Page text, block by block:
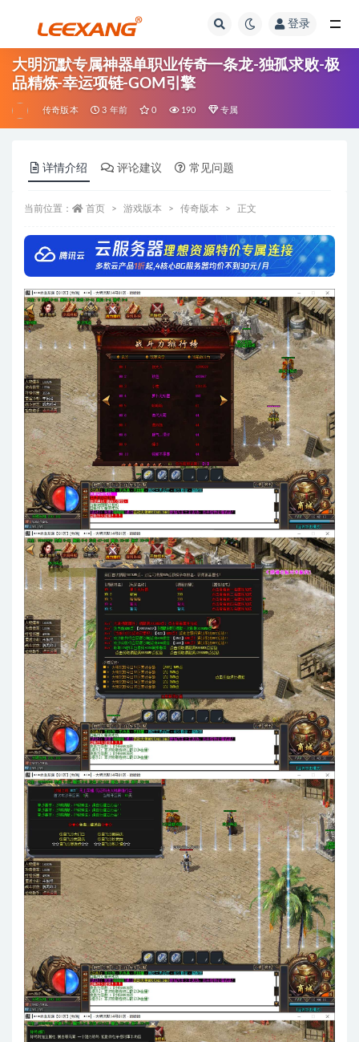
登录
大明沉默专属神器单职业传奇一条龙-独孤求败-极
品精炼-幸运项链-GOM引擎
传奇版本 3 年前 0 190 专属
详情介绍 评论建议 常见问题
当前位置： 首页 游戏版本 传奇版本 正文